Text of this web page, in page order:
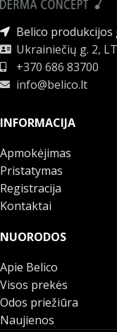
Belico produkcijos
Ukrainiečių g. 2,
+370 686 83700
info@belico.lt
INFORMACIJA
Apmokėjimas
Pristatymas
Registracija
Kontaktai
NUORODOS
Apie Belico
Visos prekės
Odos priežiūra
Naujienos